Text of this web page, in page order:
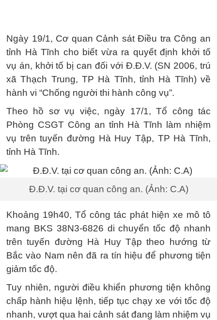
Ngày 19/1, Cơ quan Cảnh sát Điều tra Công an
tỉnh Hà Tĩnh cho biết vừa ra quyết định khởi tố
vụ án, khởi tố bị can đối với Đ.Đ.V. (SN 2006, trú
xã Thạch Trung, TP Hà Tĩnh, tỉnh Hà Tĩnh) về
hành vi “Chống người thi hành công vụ”.
Theo hồ sơ vụ việc, ngày 17/1, Tổ công tác
Phòng CSGT Công an tỉnh Hà Tĩnh làm nhiệm
vụ trên tuyến đường Hà Huy Tập, TP Hà Tĩnh,
tỉnh Hà Tĩnh.
Đ.Đ.V. tại cơ quan công an. (Ảnh: C.A)
Khoảng 19h40, Tổ công tác phát hiện xe mô tô
mang BKS 38N3-6826 di chuyển tốc độ nhanh
trên tuyến đường Hà Huy Tập theo hướng từ
Bắc vào Nam nên đã ra tín hiệu để phương tiện
giảm tốc độ.
Tuy nhiên, người điều khiển phương tiện không
chấp hành hiệu lệnh, tiếp tục chạy xe với tốc độ
nhanh, vượt qua hai cảnh sát đang làm nhiệm vụ